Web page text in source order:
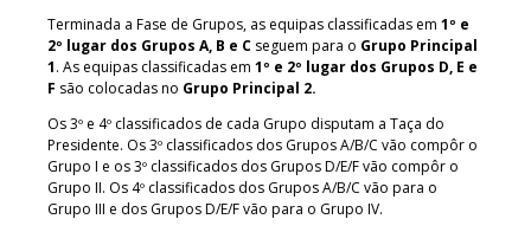
Terminada a Fase de Grupos, as equipas classificadas em 1º e
2º lugar dos Grupos A, B e C seguem para o Grupo Principal
1. As equipas classificadas em 1º e 2º lugar dos Grupos D, E e
F são colocadas no Grupo Principal 2.
Os 3º e 4º classificados de cada Grupo disputam a Taça do
Presidente. Os 3º classificados dos Grupos A/B/C vão compôr o
Grupo I e os 3º classificados dos Grupos D/E/F vão compôr o
Grupo II. Os 4º classificados dos Grupos A/B/C vão para o
Grupo III e dos Grupos D/E/F vão para o Grupo IV.